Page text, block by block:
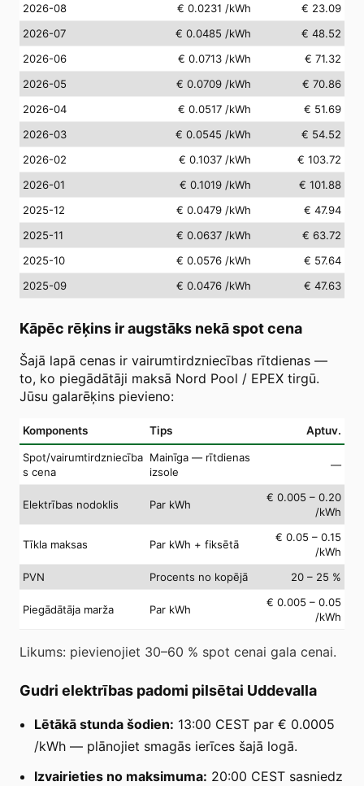
2026-08 € 0.0231 /kWh
€ 23.09
2026-07
€ 0.0485 /kWh
€ 48.52
2026-06
€ 0.0713 /kWh
€ 71.32
2026-05
€ 0.0709 /kWh
€ 70.86
2026-04
€ 0.0517 /kWh
€ 51.69
2026-03
€ 0.0545 /kWh
€ 54.52
2026-02
€ 0.1037 /kWh
€ 103.72
2026-01
€ 0.1019 /kWh
€ 101.88
2025-12
€ 0.0479 /kWh
€ 47.94
2025-11
€ 0.0637 /kWh
€ 63.72
2025-10
€ 0.0576 /kWh
€ 57.64
2025-09
€ 0.0476 /kWh € 47.63
Kāpēc rēķins ir augstāks nekā spot cena
Šajā lapā cenas ir vairumtirdzniecības rītdienas —
to, ko piegādātāji maksā Nord Pool / EPEX tirgū.
Jūsu galarēķins pievieno:
Komponents Tips Aptuv.
Spot/vairumtirdzniecība
s cena
Mainīga — rītdienas
izsole
—
Elektrības nodoklis Par kWh
€ 0.005 – 0.20
/kWh
Tīkla maksas Par kWh + fiksētā
€ 0.05 – 0.15
/kWh
PVN
Procents no kopējā 20 – 25 %
Piegādātāja marža Par kWh
€ 0.005 – 0.05
/kWh
Likums: pievienojiet 30–60 % spot cenai gala cenai.
Gudri elektrības padomi pilsētai Uddevalla
Lētākā stunda šodien: 13:00 CEST par € 0.0005
/kWh — plānojiet smagās ierīces šajā logā.
Izvairieties no maksimuma: 20:00 CEST sasniedz